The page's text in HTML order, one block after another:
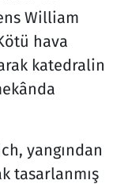
William
hava
katedralin
yangından
tasarlanmış